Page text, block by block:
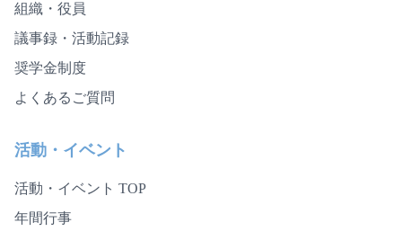
組織・役員
議事録・活動記録
奨学金制度
よくあるご質問
活動・イベント
活動・イベント TOP
年間行事